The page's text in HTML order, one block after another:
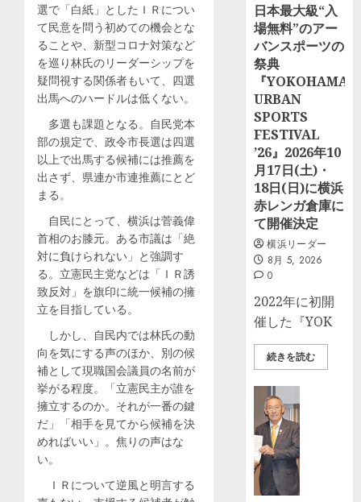
選で「白紙」としたＩＲについ
て民意を問う初めての機会とな
ることや、新型コロナ対策など
を巡り林氏のリーダーシップを
疑問視する関係者もいて、四選
出馬へのハードルは低くない。
多選も課題となる。自民党本
部の規定で、政令市長選は四選
以上で出馬する候補には推薦を
出さず、県連か市連推薦にとど
まる。
自民にとって、横浜は菅義偉
首相のお膝元。ある市議は「絶
対に負けられない」と強調す
る。立憲民主党などは「ＩＲ誘
致反対」を旗印に統一候補の擁
立を目指している。
しかし、自民内では林氏の動
向を気にする声のほか、別の候
補として現職国会議員の名前が
挙がる程度。「立憲民主が誰を
擁立するのか。それが一番の鍵
だ」「相手を見てから候補を決
めればいい」。焦りの声はな
い。
ＩＲについて逆風と明言する
日本最大級“入
場無料”のアー
バンスポーツの
祭典
『YOKOHAMA
URBAN
SPORTS
FESTIVAL
’26』2026年10
月17日(土)・
18日(日)に横浜
赤レンガ倉庫に
て開催決定
横浜リーダー
8月 5, 2026
0
2022年に初開
催した『YOK
続きを読む